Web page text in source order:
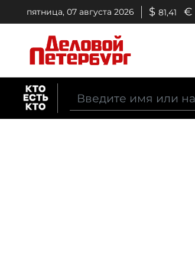
пятница, 07 августа 2026 $ 81,41 €